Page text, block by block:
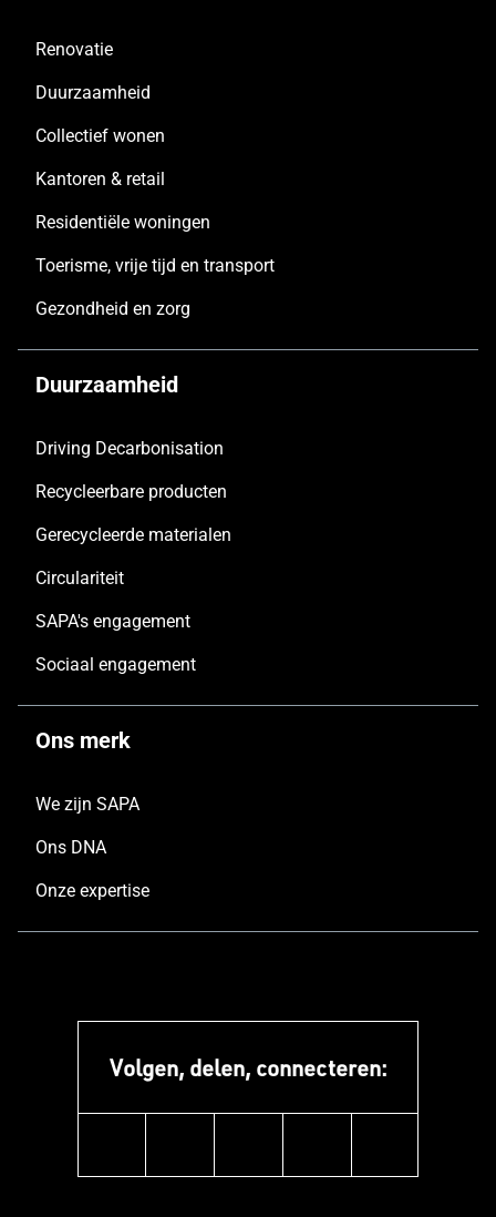
Renovatie
Duurzaamheid
Collectief wonen
Kantoren & retail
Residentiële woningen
Toerisme, vrije tijd en transport
Gezondheid en zorg
Duurzaamheid
Driving Decarbonisation
Recycleerbare producten
Gerecycleerde materialen
Circulariteit
SAPA's engagement
Sociaal engagement
Ons merk
We zijn SAPA
Ons DNA
Onze expertise
Volgen, delen, connecteren: